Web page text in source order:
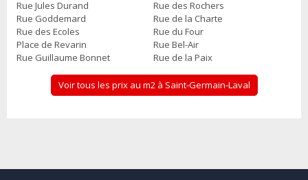
Rue Jules Durand
Rue des Rochers
Rue Goddemard
Rue de la Charte
Rue des Ecoles
Rue du Four
Place de Revarin
Rue Bel-Air
Rue Guillaume Bonnet
Rue de la Paix
Voir tous les prix au m2 à Saint-Germain-Laval